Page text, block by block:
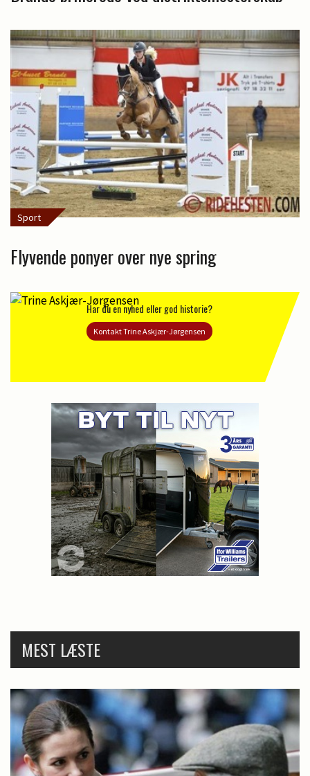
Sport
Flyvende ponyer over nye spring
Har du en nyhed eller god historie?
Kontakt Trine Askjær-Jørgensen
MEST LÆSTE